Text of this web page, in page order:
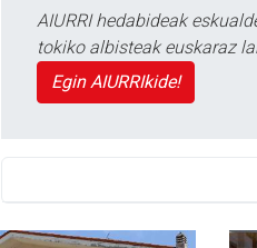
AIURRI hedabideak
tokiko albisteak euskaraz
Egin AIURRIkide!